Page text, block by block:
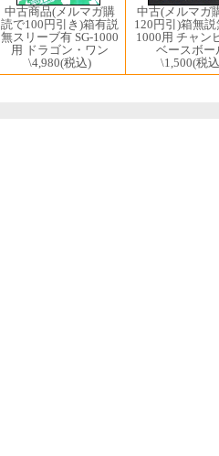
中古商品(メルマガ購
読で100円引き)箱有説
無スリーブ有 SG-1000
用 ドラゴン・ワン
\4,980(税込)
中古(メルマガ
120円引)箱無説
1000用 チャン
ベースボー
\1,500(税